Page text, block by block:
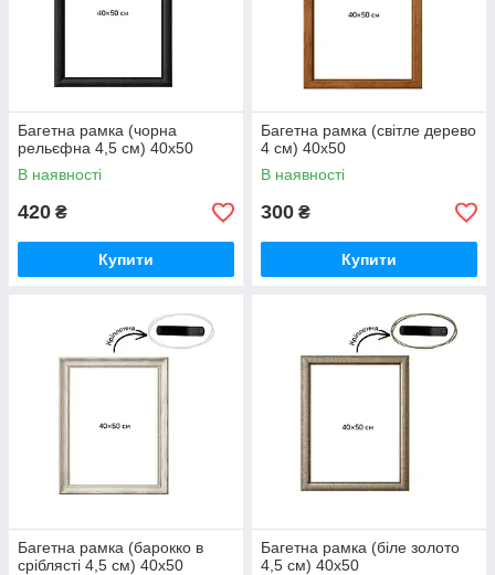
Багетна рамка (чорна
рельєфна 4,5 см) 40х50
В наявності
420 ₴
Купити
Багетна рамка (світле дерево
4 см) 40х50
В наявності
300 ₴
Купити
Багетна рамка (барокко в
сріблясті 4,5 см) 40х50
Багетна рамка (біле золото
4,5 см) 40х50